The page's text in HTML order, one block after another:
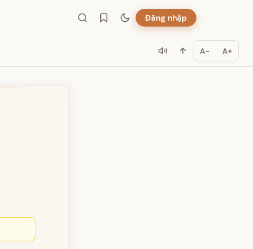
Đăng nhập
A− A+